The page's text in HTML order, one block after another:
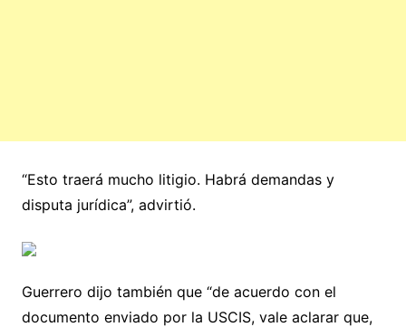
“Esto traerá mucho litigio. Habrá demandas y
disputa jurídica”, advirtió.
Guerrero dijo también que “de acuerdo con el
documento enviado por la USCIS, vale aclarar que,